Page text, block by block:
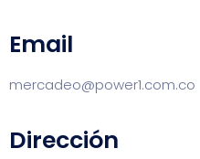
Email
mercadeo@power1.com.co
Dirección